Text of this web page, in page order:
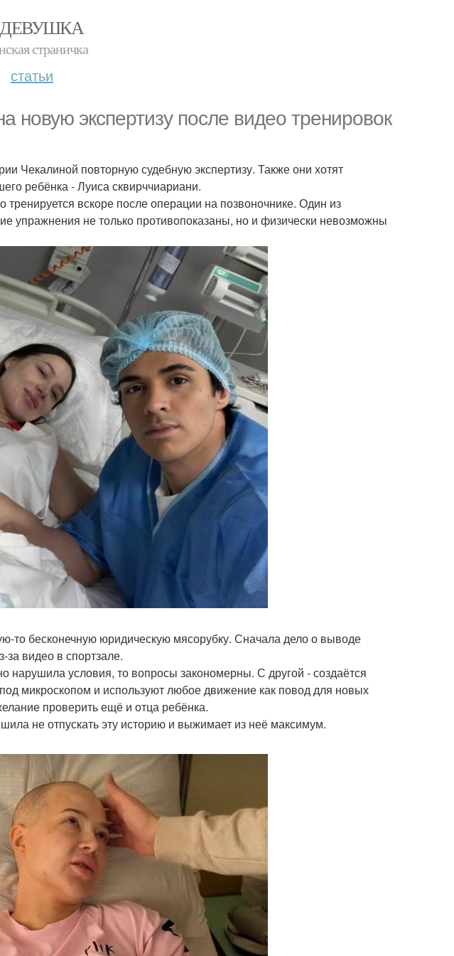
страничка
статьи
новую экспертизу после видео тренировок
Чекалиной повторную судебную экспертизу. Также они хотят
ребёнка - Луиса сквирччиариани.
тренируется вскоре после операции на позвоночнике. Один из
упражнения не только противопоказаны, но и физически невозможны
то бесконечную юридическую мясорубку. Сначала дело о выводе
за видео в спортзале.
нарушила условия, то вопросы закономерны. С другой - создаётся
микроскопом и используют любое движение как повод для новых
проверить ещё и отца ребёнка.
не отпускать эту историю и выжимает из неё максимум.